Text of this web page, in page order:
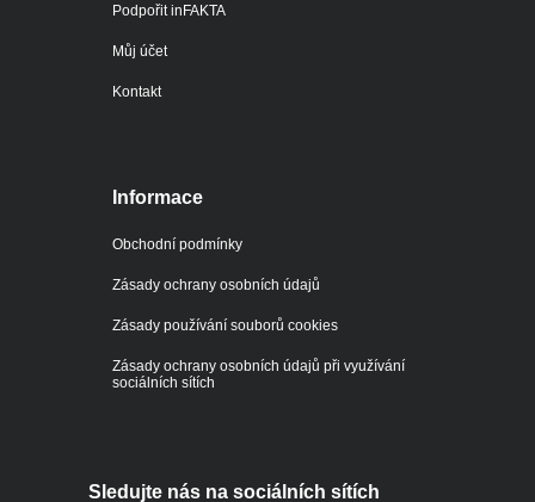
Podpořit inFAKTA
Můj účet
Kontakt
Informace
Obchodní podmínky
Zásady ochrany osobních údajů
Zásady používání souborů cookies
Zásady ochrany osobních údajů při využívání
sociálních sítích
Sledujte nás na sociálních sítích